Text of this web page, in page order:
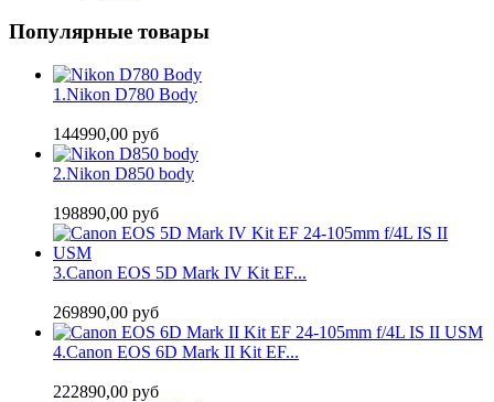
Популярные товары
1.Nikon D780 Body
144990,00 руб
2.Nikon D850 body
198890,00 руб
3.Canon EOS 5D Mark IV Kit EF...
269890,00 руб
4.Canon EOS 6D Mark II Kit EF...
222890,00 руб